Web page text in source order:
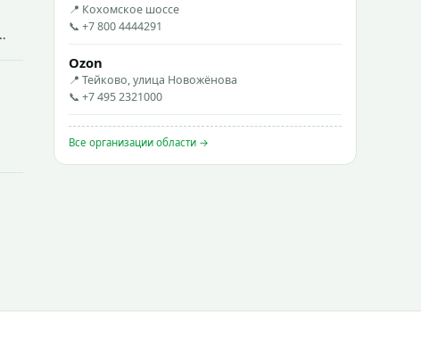
📍 Кохомское шоссе
📞 +7 800 4444291
Ozon
📍 Тейково, улица Новожёнова
📞 +7 495 2321000
Все организации области →